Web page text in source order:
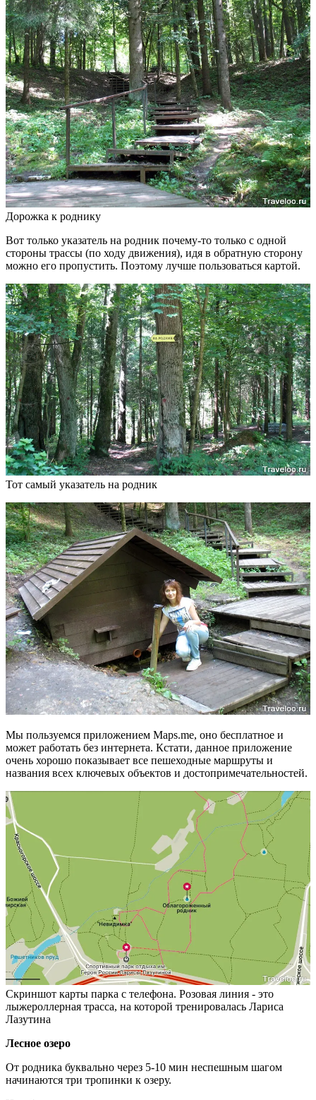
Дорожка к роднику
Вот только указатель на родник почему-то только с одной
стороны трассы (по ходу движения), идя в обратную сторону
можно его пропустить. Поэтому лучше пользоваться картой.
Тот самый указатель на родник
Мы пользуемся приложением Maps.me, оно бесплатное и
может работать без интернета. Кстати, данное приложение
очень хорошо показывает все пешеходные маршруты и
названия всех ключевых объектов и достопримечательностей.
Скриншот карты парка с телефона. Розовая линия - это
лыжероллерная трасса, на которой тренировалась Лариса
Лазутина
Лесное озеро
От родника буквально через 5-10 мин неспешным шагом
начинаются три тропинки к озеру.